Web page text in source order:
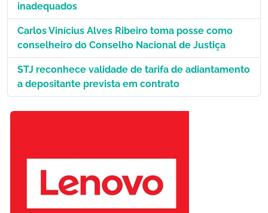
inadequados
Carlos Vinícius Alves Ribeiro toma posse como
conselheiro do Conselho Nacional de Justiça
STJ reconhece validade de tarifa de adiantamento
a depositante prevista em contrato